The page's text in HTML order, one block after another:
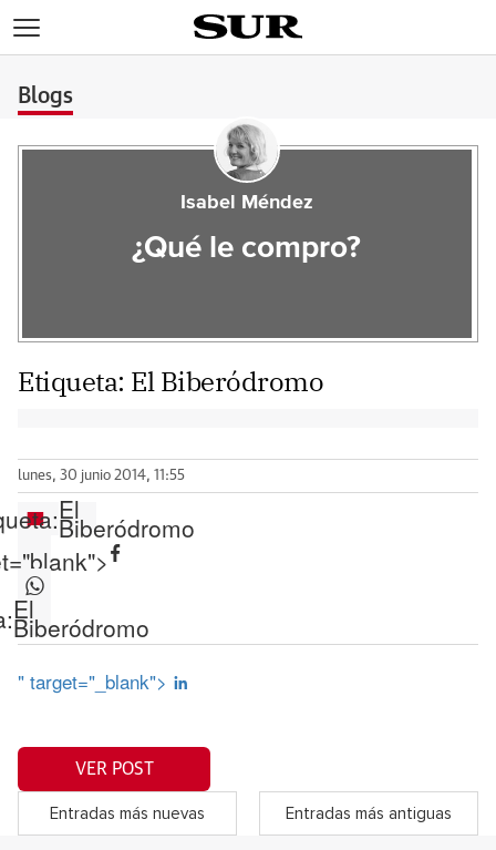
Blogs
Isabel Méndez
¿Qué le compro?
Etiqueta: El Biberódromo
lunes, 30 junio 2014, 11:55
El
Biberódromo
El
Biberódromo
" target="_blank">
VER POST
Entradas más nuevas Entradas más antiguas